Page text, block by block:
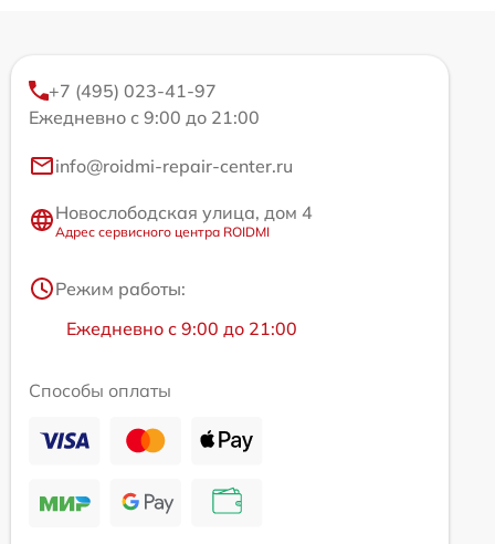
+7 (495) 023-41-97
Ежедневно с 9:00 до 21:00
info@roidmi-repair-center.ru
Новослободская улица, дом 4
Адрес сервисного центра ROIDMI
Режим работы:
Ежедневно с 9:00 до 21:00
Способы оплаты